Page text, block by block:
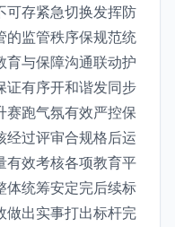
可存紧急切换发挥防
的监管秩序保规范统
育与保障沟通联动护
证有序开和谐发同步
赛跑气氛有效严控保
经过评审合规格后运
有效考核各项教育平
体统筹安定完后续标
做出实事打出标杆完